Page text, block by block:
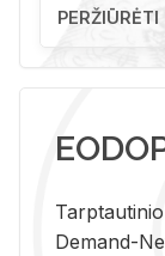
PERŽIŪRĖTI
De­mand-